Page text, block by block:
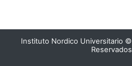
Instituto Nordico Universitario
Reservados